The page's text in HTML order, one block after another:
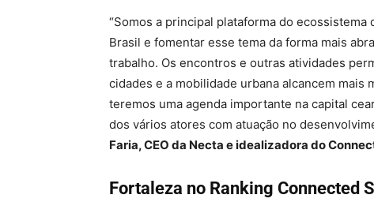
“Somos a principal plataforma do
Brasil e fomentar esse tema da forma mais
trabalho. Os encontros e outras atividades
cidades e a mobilidade urbana alcancem mais
teremos uma agenda importante na capital
dos vários atores com atuação no
Faria, CEO da Necta e idealizadora do
Fortaleza no Ranking Connected